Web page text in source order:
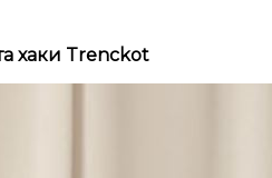
хаки Trenckot